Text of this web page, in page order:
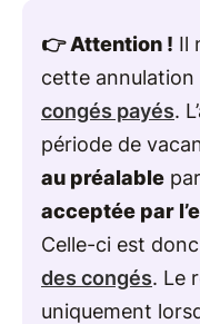
👉 Attention ! Il
cette annulation
congés payés.
période de
au préalable
acceptée par
Celle-ci est
des congés. Le
uniquement